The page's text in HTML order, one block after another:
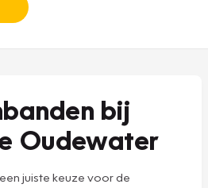
bij
Oudewater
juiste keuze voor de